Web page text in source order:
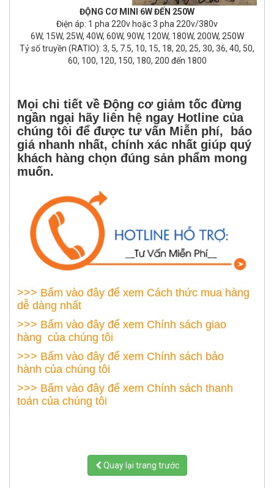
ĐỘNG CƠ MINI 6W ĐẾN 250W
Điện áp: 1 pha 220v hoặc 3 pha 220v/380v
6W, 15W, 25W, 40W, 60W, 90W, 120W, 180W, 200W, 250W
Tỷ số truyền (RATIO): 3, 5, 7.5, 10, 15, 18, 20, 25, 30, 36, 40, 50,
60, 100, 120, 150, 180, 200 đến 1800
Mọi chi tiết về Động cơ giảm tốc đừng
ngần ngại hãy liên hệ ngay Hotline của
chúng tôi để được tư vấn Miễn phí, báo
giá nhanh nhất, chính xác nhất giúp quý
khách hàng chọn đúng sản phẩm mong
muốn.
>>> Bấm vào đây để xem Cách thức mua hàng
dễ dàng nhất
>>> Bấm vào đây để xem Chính sách giao
hàng của chúng tôi
>>> Bấm vào đây để xem Chính sách bảo
hành của chúng tôi
>>> Bấm vào đây để xem Chính sách thanh
toán của chúng tôi
Quay lại trang trước